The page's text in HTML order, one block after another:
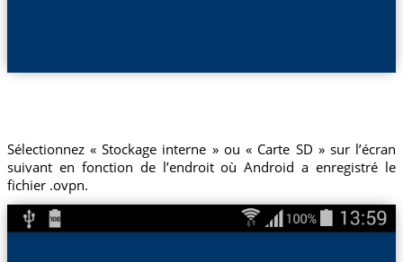
Sélectionnez « Stockage interne » ou « Carte SD » sur l’écran
suivant en fonction de l’endroit où Android a enregistré le
fichier .ovpn.